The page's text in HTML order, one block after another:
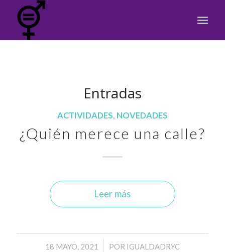
Entradas
ACTIVIDADES, NOVEDADES
¿Quién merece una calle?
Leer más
18 MAYO, 2021
/ POR IGUALDADRYC